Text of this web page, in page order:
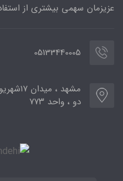
عزیزمان سهمی بیشتری از
05133440005
دو ، واحد ۷۷۳